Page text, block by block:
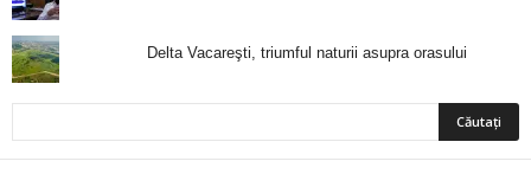
Delta Vacareşti, triumful naturii asupra orasului